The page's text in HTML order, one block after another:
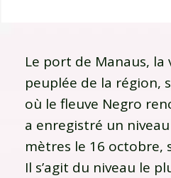
Le port de Manaus, la
peuplée de la région,
où le fleuve Negro
a enregistré un niveau
mètres le 16 octobre,
Il s’agit du niveau le